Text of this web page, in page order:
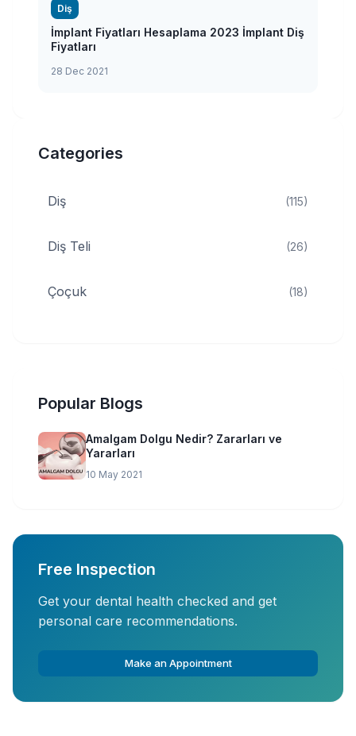
Diş
İmplant Fiyatları Hesaplama 2023 İmplant Diş
Fiyatları
28 Dec 2021
Categories
Diş (115)
Diş Teli (26)
Çoçuk (18)
Popular Blogs
Amalgam Dolgu Nedir? Zararları ve
Yararları
10 May 2021
Free Inspection
Get your dental health checked and get
personal care recommendations.
Make an Appointment